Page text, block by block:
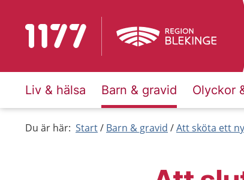
Till startsidan för 1177
Liv & hälsa Barn & gravid Olyckor
Du är här: Start Barn & gravid Att sköta ett